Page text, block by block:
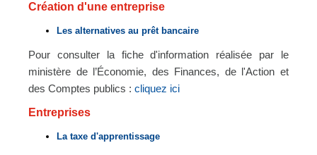
Création d'une entreprise
Les alternatives au prêt bancaire
Pour consulter la fiche d'information réalisée par le
ministère de l’Économie, des Finances, de l'Action et
des Comptes publics : cliquez ici
Entreprises
La taxe d'apprentissage